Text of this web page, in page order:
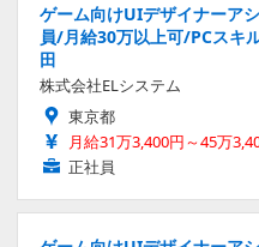
ゲーム向けUIデザイナーア
員/月給30万以上可/PCスキ
田
株式会社ELシステム
東京都
月給31万3,400円～45万
正社員